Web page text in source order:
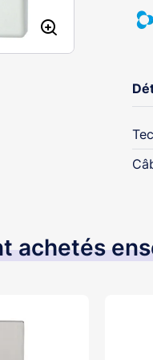
achetés